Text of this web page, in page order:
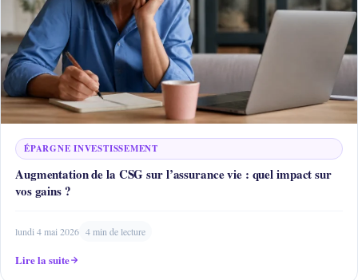
ÉPARGNE INVESTISSEMENT
Augmentation de la CSG sur l’assurance vie : quel impact sur
vos gains ?
lundi 4 mai 2026 4 min de lecture
Lire la suite